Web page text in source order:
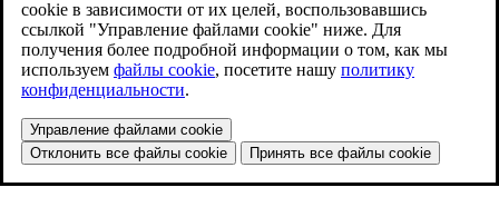
cookie в зависимости от их целей, воспользовавшись
ссылкой "Управление файлами cookie" ниже. Для
получения более подробной информации о том, как мы
используем файлы cookie, посетите нашу политику
конфиденциальности.
Управление файлами cookie
Отклонить все файлы cookie
Принять все файлы cookie